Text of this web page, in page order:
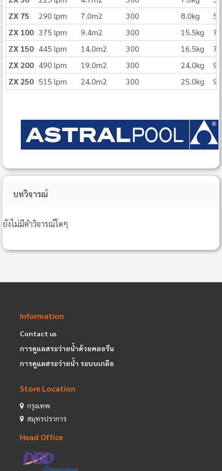
ZX 75
290 lpm 7.0m2 300 8.0kg
ZX 100 375 lpm 9.4m2 300 15.5kg
ZX 150 445 lpm 14.0m2 300 16.5kg
ZX 200 490 lpm 19.0m2 300 24.0kg
ZX 250 515 lpm 24.0m2 300 25.0kg
บทวิจารณ์
ยังไม่มีคำวิจารณ์ใดๆ
Information
Contact us
การดูแลสระว่ายน้ำด้วยคลอรีน
การดูแลสระว่ายน้ำ ระบบเกลือ
Store Location
กรุงเทพ
สมุทรปราการ
Head Office